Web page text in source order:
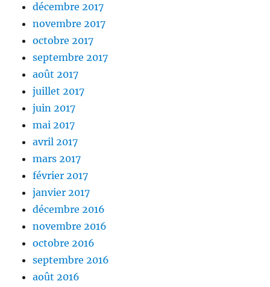
décembre 2017
novembre 2017
octobre 2017
septembre 2017
août 2017
juillet 2017
juin 2017
mai 2017
avril 2017
mars 2017
février 2017
janvier 2017
décembre 2016
novembre 2016
octobre 2016
septembre 2016
août 2016